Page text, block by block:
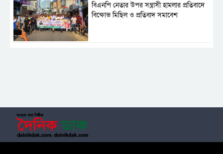
বিএনপি নেতার উপর সন্ত্রাসী হামলার প্রতিবাদে
বিক্ষোভ মিছিল ও প্রতিবাদ সমাবেশ